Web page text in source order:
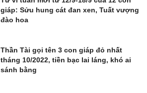
giáp: Sửu hung cát đan xen, Tuất vượng
đào hoa
Thần Tài gọi tên 3 con giáp đỏ nhất
tháng 10/2022, tiền bạc lai láng, khó ai
sánh bằng